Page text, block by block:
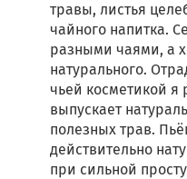
травы, листья
чайного напитка.
разными чаями, а
натурального.
чьей косметикой я
выпускает
полезных трав.
действительно
при сильной